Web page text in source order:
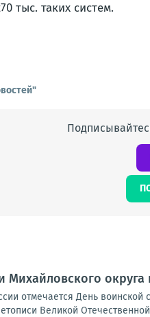
тыс. таких систем.
Михайловского
отмечается День
Великой